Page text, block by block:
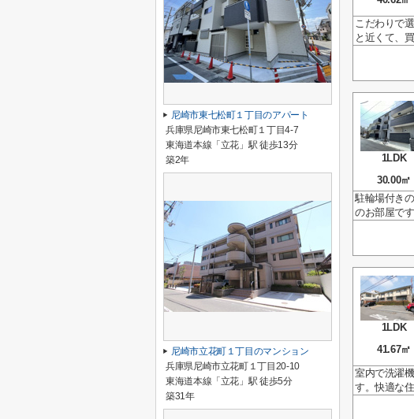
こだわりで
と近くて、
1LDK
30.00㎡
駐輪場付き
のお部屋で
1LDK
41.67㎡
室内で洗濯
す。快適な
尼崎市東七松町１丁目のアパート
兵庫県尼崎市東七松町１丁目4-7
東海道本線「立花」駅 徒歩13分
築2年
尼崎市立花町１丁目のマンション
兵庫県尼崎市立花町１丁目20-10
東海道本線「立花」駅 徒歩5分
築31年